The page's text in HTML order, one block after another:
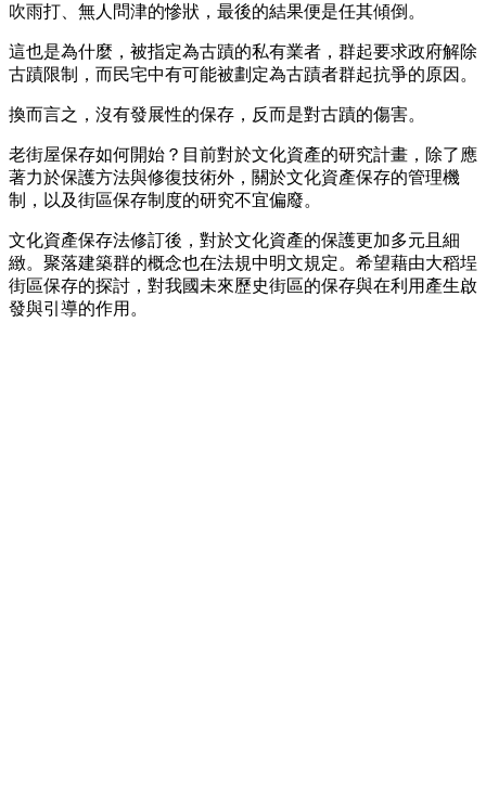
吹雨打、無人問津的慘狀，最後的結果便是任其傾倒。
這也是為什麼，被指定為古蹟的私有業者，群起要求政府解除
古蹟限制，而民宅中有可能被劃定為古蹟者群起抗爭的原因。
換而言之，沒有發展性的保存，反而是對古蹟的傷害。
老街屋保存如何開始？目前對於文化資產的研究計畫，除了應
著力於保護方法與修復技術外，關於文化資產保存的管理機
制，以及街區保存制度的研究不宜偏廢。
文化資產保存法修訂後，對於文化資產的保護更加多元且細
緻。聚落建築群的概念也在法規中明文規定。希望藉由大稻埕
街區保存的探討，對我國未來歷史街區的保存與在利用產生啟
發與引導的作用。